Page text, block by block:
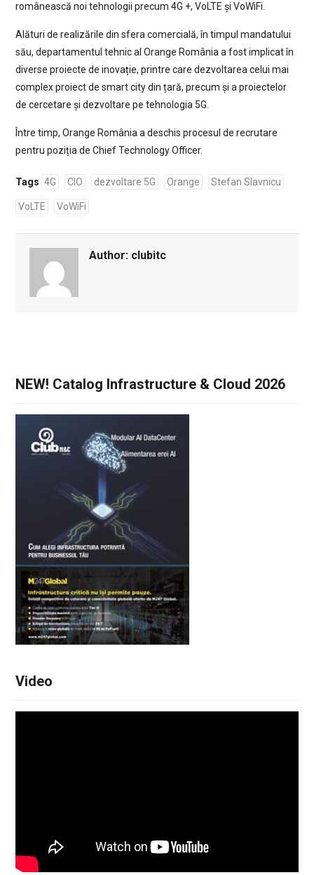
românească noi tehnologii precum 4G +, VoLTE și VoWiFi.
Alături de realizările din sfera comercială, în timpul mandatului
său, departamentul tehnic al Orange România a fost implicat în
diverse proiecte de inovație, printre care dezvoltarea celui mai
complex proiect de smart city din țară, precum și a proiectelor
de cercetare și dezvoltare pe tehnologia 5G.
Între timp, Orange România a deschis procesul de recrutare
pentru poziția de Chief Technology Officer.
Tags 4G CIO dezvoltare 5G Orange Stefan Slavnicu
VoLTE VoWiFi
Author: clubitc
NEW! Catalog Infrastructure & Cloud 2026
Video